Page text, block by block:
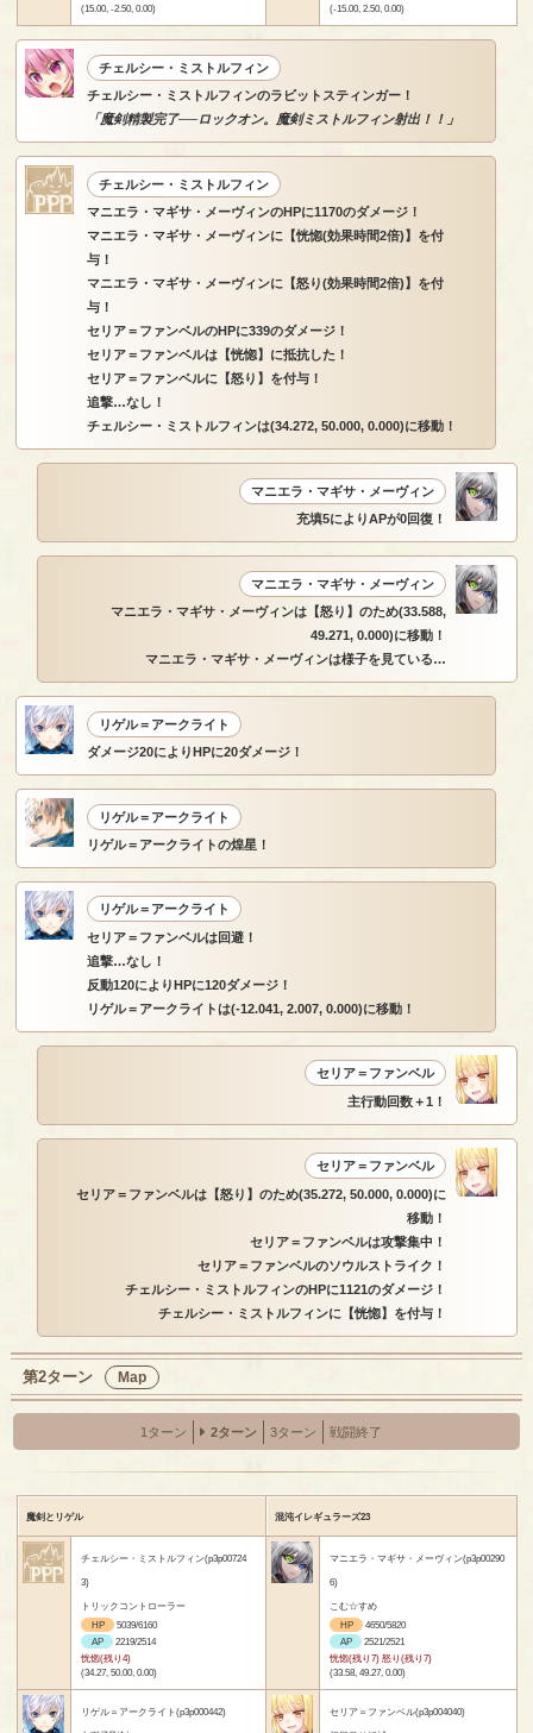
(15.00, -2.50, 0.00)
(-15.00, 2.50, 0.00)
チェルシー・ミストルフィン
チェルシー・ミストルフィンのラビットスティンガー！
「魔剣精製完了──ロックオン。魔剣ミストルフィン射出！！」
チェルシー・ミストルフィン
マニエラ・マギサ・メーヴィンのHPに1170のダメージ！
マニエラ・マギサ・メーヴィンに【恍惚(効果時間2倍)】を付
与！
マニエラ・マギサ・メーヴィンに【怒り(効果時間2倍)】を付
与！
セリア＝ファンベルのHPに339のダメージ！
セリア＝ファンベルは【恍惚】に抵抗した！
セリア＝ファンベルに【怒り】を付与！
追撃…なし！
チェルシー・ミストルフィンは(34.272, 50.000, 0.000)に移動！
マニエラ・マギサ・メーヴィン
充填5によりAPが0回復！
マニエラ・マギサ・メーヴィン
マニエラ・マギサ・メーヴィンは【怒り】のため(33.588,
49.271, 0.000)に移動！
マニエラ・マギサ・メーヴィンは様子を見ている…
リゲル＝アークライト
ダメージ20によりHPに20ダメージ！
リゲル＝アークライト
リゲル＝アークライトの煌星！
リゲル＝アークライト
セリア＝ファンベルは回避！
追撃…なし！
反動120によりHPに120ダメージ！
リゲル＝アークライトは(-12.041, 2.007, 0.000)に移動！
セリア＝ファンベル
主行動回数＋1！
セリア＝ファンベル
セリア＝ファンベルは【怒り】のため(35.272, 50.000, 0.000)に
移動！
セリア＝ファンベルは攻撃集中！
セリア＝ファンベルのソウルストライク！
チェルシー・ミストルフィンのHPに1121のダメージ！
チェルシー・ミストルフィンに【恍惚】を付与！
第2ターン Map
1ターン 2ターン 3ターン 戦闘終了
魔剣とリゲル 混沌イレギュラーズ23
チェルシー・ミストルフィン(p3p00724
3)
トリックコントローラー
HP
5039/6160
AP
2219/2514
恍惚(残り4)
(34.27, 50.00, 0.00)
マニエラ・マギサ・メーヴィン(p3p00290
6)
こむ☆すめ
HP
4650/5820
AP
2521/2521
恍惚(残り7) 怒り(残り7)
(33.58, 49.27, 0.00)
リゲル＝アークライト(p3p000442)
セリア＝ファンベル(p3p004040)